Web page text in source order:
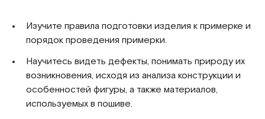
Изучите правила подготовки изделия к примерке и
порядок проведения примерки.
Научитесь видеть дефекты, понимать природу их
возникновения, исходя из анализа конструкции и
особенностей фигуры, а также материалов,
используемых в пошиве.